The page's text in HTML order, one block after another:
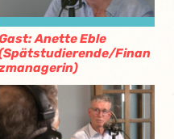
Anette Eble
Finan